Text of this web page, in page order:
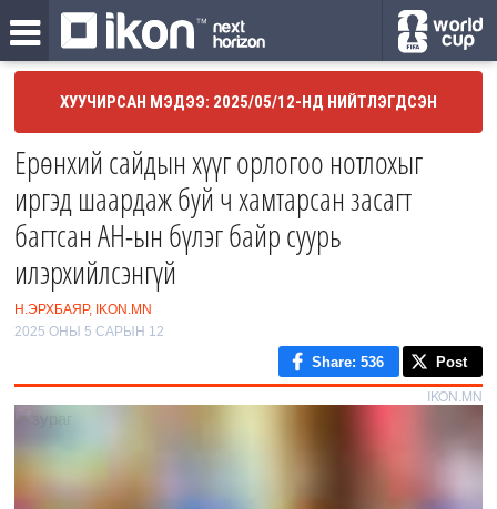
ХУУЧИРСАН МЭДЭЭ: 2025/05/12-НД НИЙТЛЭГДСЭН
Ерөнхий сайдын хүүг орлогоо нотлохыг
иргэд шаардаж буй ч хамтарсан засагт
багтсан АН-ын бүлэг байр суурь
илэрхийлсэнгүй
Н.ЭРХБАЯР, IKON.MN
2025 ОНЫ 5 САРЫН 12
Share: 536 Post
IKON.MN